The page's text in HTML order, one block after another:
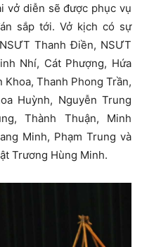
vở diễn sẽ được phục vụ
sắp tới. Vở kịch có sự
Thanh Điền, NSƯT
Nhí, Cát Phượng, Hứa
Khoa, Thanh Phong Trần,
Huỳnh, Nguyễn Trung
Thành Thuận, Minh
Minh, Phạm Trung và
Trương Hùng Minh.